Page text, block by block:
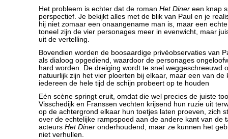
Het probleem is echter dat de roman Het Diner een knap
perspectief. Je bekijkt alles met de blik van Paul en je
hij niet zomaar een onaangename man is, maar een
toneel zijn de vier personages meer in evenwicht, maar
uit de vertelling.
Bovendien worden de boosaardige privéobservaties van
als dialoog opgediend, waardoor de personages
hard worden. De dreiging wordt te snel weggeschreeuwd
natuurlijk zijn het vier ploerten bij elkaar, maar een van de
iedereen de hele tijd de schijn probeert op te houden
Eén scène springt eruit, omdat die wel precies de juiste
Visschedijk en Franssen vechten krijsend hun ruzie uit
op de achtergrond elkaar hun toetjes laten proeven, zich
over de echtelijke rampspoed aan de andere kant van de
acteurs Het Diner onderhoudend, maar ze kunnen het
niet verhullen.